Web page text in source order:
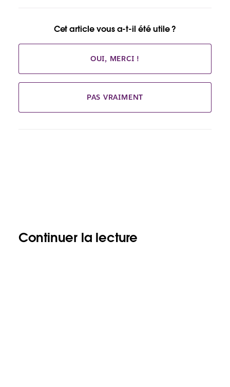
Cet article vous a-t-il été utile ?
OUI, MERCI !
PAS VRAIMENT
Continuer la lecture